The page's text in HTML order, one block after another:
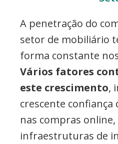
A penetração do
setor de mobiliário
forma constante
Vários fatores
este crescimento,
crescente
nas compras
infraestruturas de